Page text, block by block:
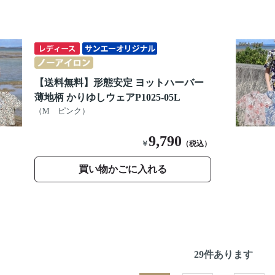
【送料無料】形態安定 ヨットハーバー
薄地柄 かりゆしウェアP1025-05L
（M ピンク）
￥9,790 （税込）
買い物かごに入れる
29件あります